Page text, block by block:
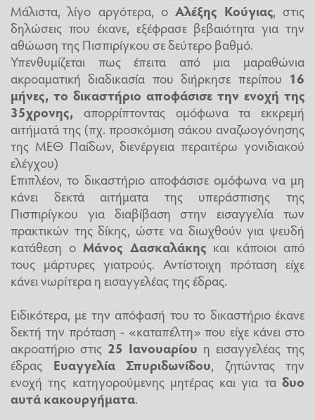
Μάλιστα, λίγο αργότερα, οΑλέξης Κούγιας, στις
δηλώσεις που έκανε, εξέφρασε βεβαιότητα για την
αθώωση της Πισπιρίγκου σε δεύτερο βαθμό.
Υπενθυμίζεται πως έπειτα από μια μαραθώνια
ακροαματική διαδικασία που διήρκησε περίπου 16
μήνες, το δικαστήριο αποφάσισε την ενοχή της
35χρονης, απορρίπτοντας ομόφωνα τα εκκρεμή
αιτήματά της (πχ. προσκόμιση σάκου αναζωογόνησης
της ΜΕΘ Παίδων, διενέργεια περαιτέρω γονιδιακού
ελέγχου)
Επιπλέον, το δικαστήριο αποφάσισε ομόφωνα να μη
κάνει δεκτά αιτήματα της υπεράσπισης της
Πισπιρίγκου για διαβίβαση στην εισαγγελία των
πρακτικών της δίκης, ώστε να διωχθούν για ψευδή
κατάθεση οΜάνος Δασκαλάκηςκαι κάποιοι από
τους μάρτυρες γιατρούς. Αντίστοιχη πρόταση είχε
κάνει νωρίτερα η εισαγγελέας της έδρας.
Ειδικότερα, με την απόφασή του το δικαστήριο έκανε
δεκτή την πρόταση - «καταπέλτη» που είχε κάνει στο
ακροατήριο στις 25 Ιανουαρίου η εισαγγελέας της
έδρας Ευαγγελία Σπυριδωνίδου, ζητώντας την
ενοχή της κατηγορούμενης μητέρας και για τα δυο
αυτά κακουργήματα.